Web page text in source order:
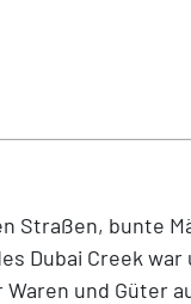
Straßen, bunte
Dubai Creek war
und Güter